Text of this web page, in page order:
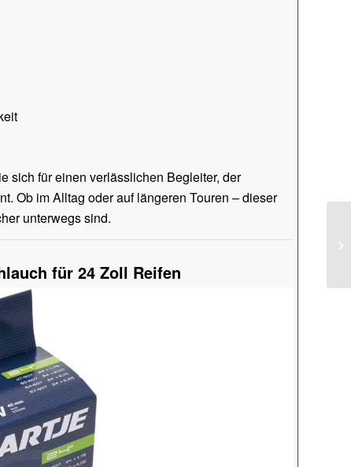
sich für einen verlässlichen Begleiter, der
Ob im Alltag oder auf längeren Touren – dieser
unterwegs sind.
für 24 Zoll Reifen